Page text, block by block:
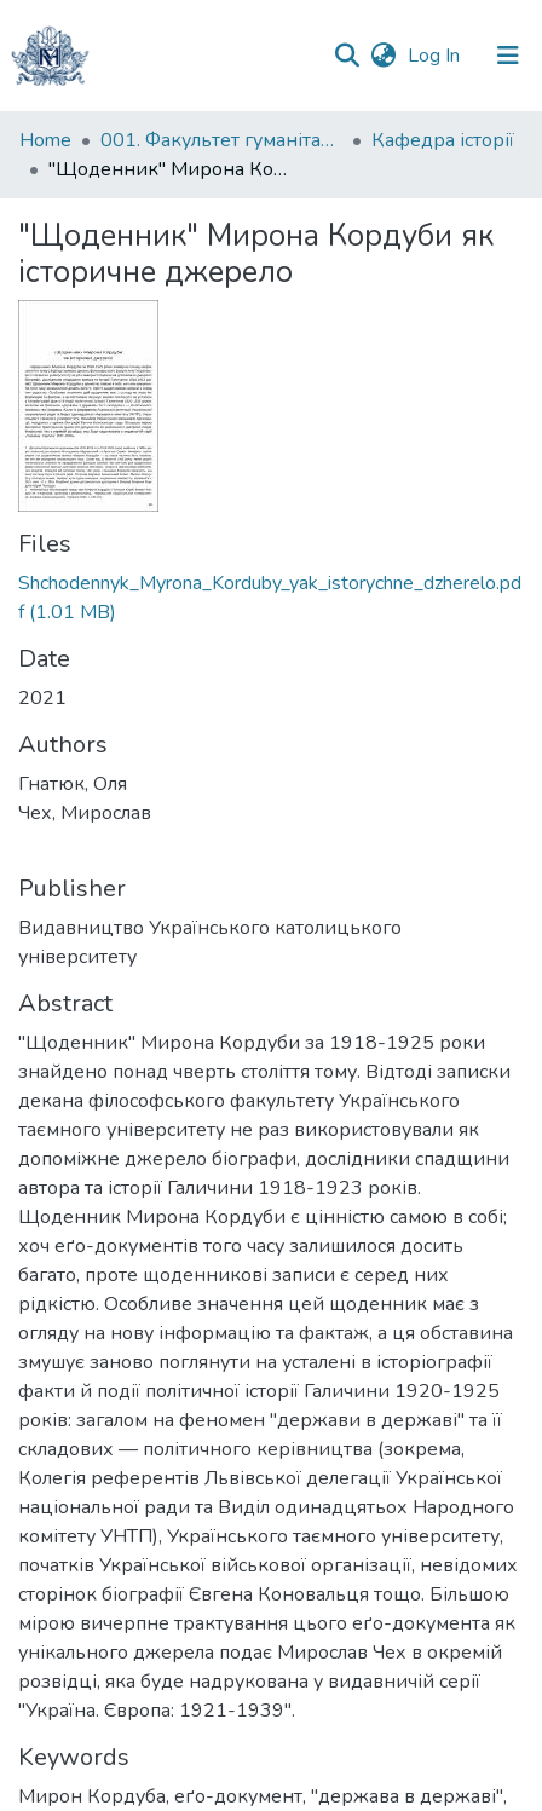
Log In (current)
Communities
&
All of DSpace
Statistics
Home 001. Факультет гуманітарних наук
Кафедра історії
"Щоденник" Мирона Кордуби як історичне джерело
"Щоденник" Мирона Кордуби як
історичне джерело
Files
Shchodennyk_Myrona_Korduby_yak_istorychne_dzherelo.pd
f(1.01 MB)
Date
2021
Authors
Гнатюк, Оля
Чех, Мирослав
Publisher
Видавництво Українського католицького
університету
Abstract
"Щоденник" Мирона Кордуби за 1918-1925 роки
знайдено понад чверть століття тому. Відтоді записки
декана філософського факультету Українського
таємного університету не раз використовували як
допоміжне джерело біографи, дослідники спадщини
автора та історії Галичини 1918-1923 років.
Щоденник Мирона Кордуби є цінністю самою в собі;
хоч еґо-документів того часу залишилося досить
багато, проте щоденникові записи є серед них
рідкістю. Особливе значення цей щоденник має з
огляду на нову інформацію та фактаж, а ця обставина
змушує заново поглянути на усталені в історіографії
факти й події політичної історії Галичини 1920-1925
років: загалом на феномен "держави в державі" та її
складових — політичного керівництва (зокрема,
Колегія референтів Львівської делегації Української
національної ради та Виділ одинадцятьох Народного
комітету УНТП), Українського таємного університету,
початків Української військової організації, невідомих
сторінок біографії Євгена Коновальця тощо. Більшою
мірою вичерпне трактування цього еґо-документа як
унікального джерела подає Мирослав Чех в окремій
розвідці, яка буде надрукована у видавничій серії
"Україна. Європа: 1921-1939".
Keywords
Мирон Кордуба, еґо-документ, "держава в державі",